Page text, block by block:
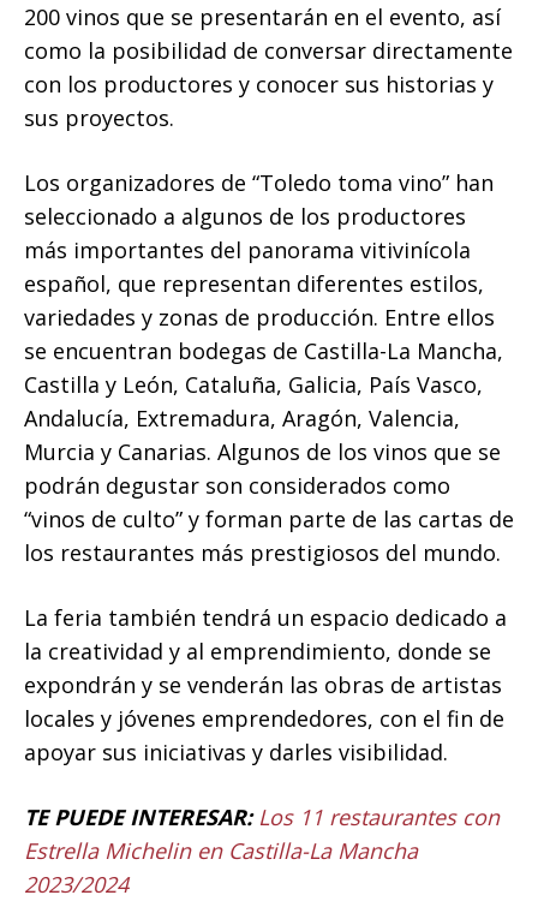
200 vinos que se presentarán en el evento, así
como la posibilidad de conversar directamente
con los productores y conocer sus historias y
sus proyectos.
Los organizadores de “Toledo toma vino” han
seleccionado a algunos de los productores
más importantes del panorama vitivinícola
español, que representan diferentes estilos,
variedades y zonas de producción. Entre ellos
se encuentran bodegas de Castilla-La Mancha,
Castilla y León, Cataluña, Galicia, País Vasco,
Andalucía, Extremadura, Aragón, Valencia,
Murcia y Canarias. Algunos de los vinos que se
podrán degustar son considerados como
“vinos de culto” y forman parte de las cartas de
los restaurantes más prestigiosos del mundo.
La feria también tendrá un espacio dedicado a
la creatividad y al emprendimiento, donde se
expondrán y se venderán las obras de artistas
locales y jóvenes emprendedores, con el fin de
apoyar sus iniciativas y darles visibilidad.
TE PUEDE INTERESAR: Los 11 restaurantes con
Estrella Michelin en Castilla-La Mancha
2023/2024